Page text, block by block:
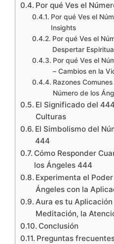
Por qué Ves el
Por qué Ves el
Insights
Por qué Ves el
Despertar
Por qué Ves el
– Cambios en la
Razones
Número de los
El Significado del
Culturas
El Simbolismo del
444
Cómo Responder
los Ángeles 444
Experimenta el
Ángeles con la
Aura es tu
Meditación, la
Conclusión
Preguntas